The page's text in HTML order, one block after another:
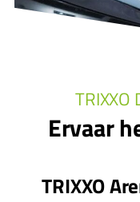
TRIXXO
Ervaar
TRIXXO